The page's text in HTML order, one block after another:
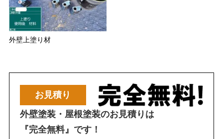
外壁上塗り材
お見積り
外壁塗装・屋根塗装のお見積りは
『完全無料』です！